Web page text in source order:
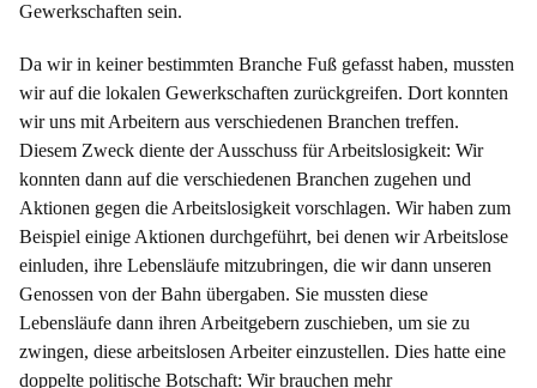
Gewerkschaften sein.
Da wir in keiner bestimmten Branche Fuß gefasst haben, mussten
wir auf die lokalen Gewerkschaften zurückgreifen. Dort konnten
wir uns mit Arbeitern aus verschiedenen Branchen treffen.
Diesem Zweck diente der Ausschuss für Arbeitslosigkeit: Wir
konnten dann auf die verschiedenen Branchen zugehen und
Aktionen gegen die Arbeitslosigkeit vorschlagen. Wir haben zum
Beispiel einige Aktionen durchgeführt, bei denen wir Arbeitslose
einluden, ihre Lebensläufe mitzubringen, die wir dann unseren
Genossen von der Bahn übergaben. Sie mussten diese
Lebensläufe dann ihren Arbeitgebern zuschieben, um sie zu
zwingen, diese arbeitslosen Arbeiter einzustellen. Dies hatte eine
doppelte politische Botschaft: Wir brauchen mehr